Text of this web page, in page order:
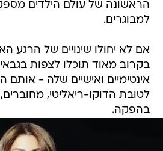
הראשונה של עולם הילדים
למבוגרים.
אם לא יחולו שינויים של הרגע
בקרוב מאוד תוכלו לצפות
אינטימיים ואישיים שלה -
לטובת הדוקו-ריאליטי,
בהפקה.